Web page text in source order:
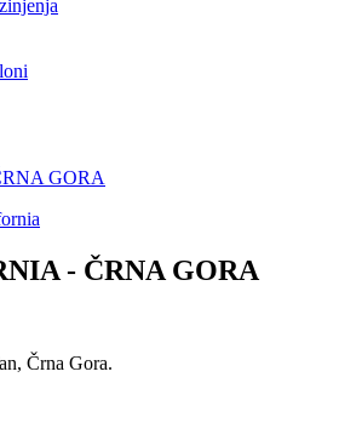
GORA
- ČRNA GORA
Črna Gora.